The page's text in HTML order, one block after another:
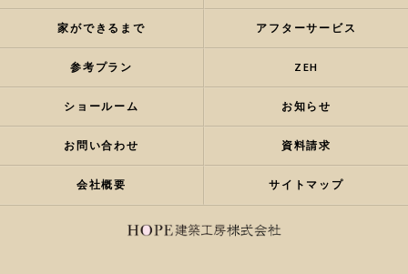
家ができるまで アフターサービス
参考プラン ZEH
ショールーム お知らせ
お問い合わせ 資料請求
会社概要 サイトマップ